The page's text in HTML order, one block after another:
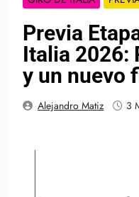
Previa
Italia 2026:
y un nuevo
Alejandro Matiz 3